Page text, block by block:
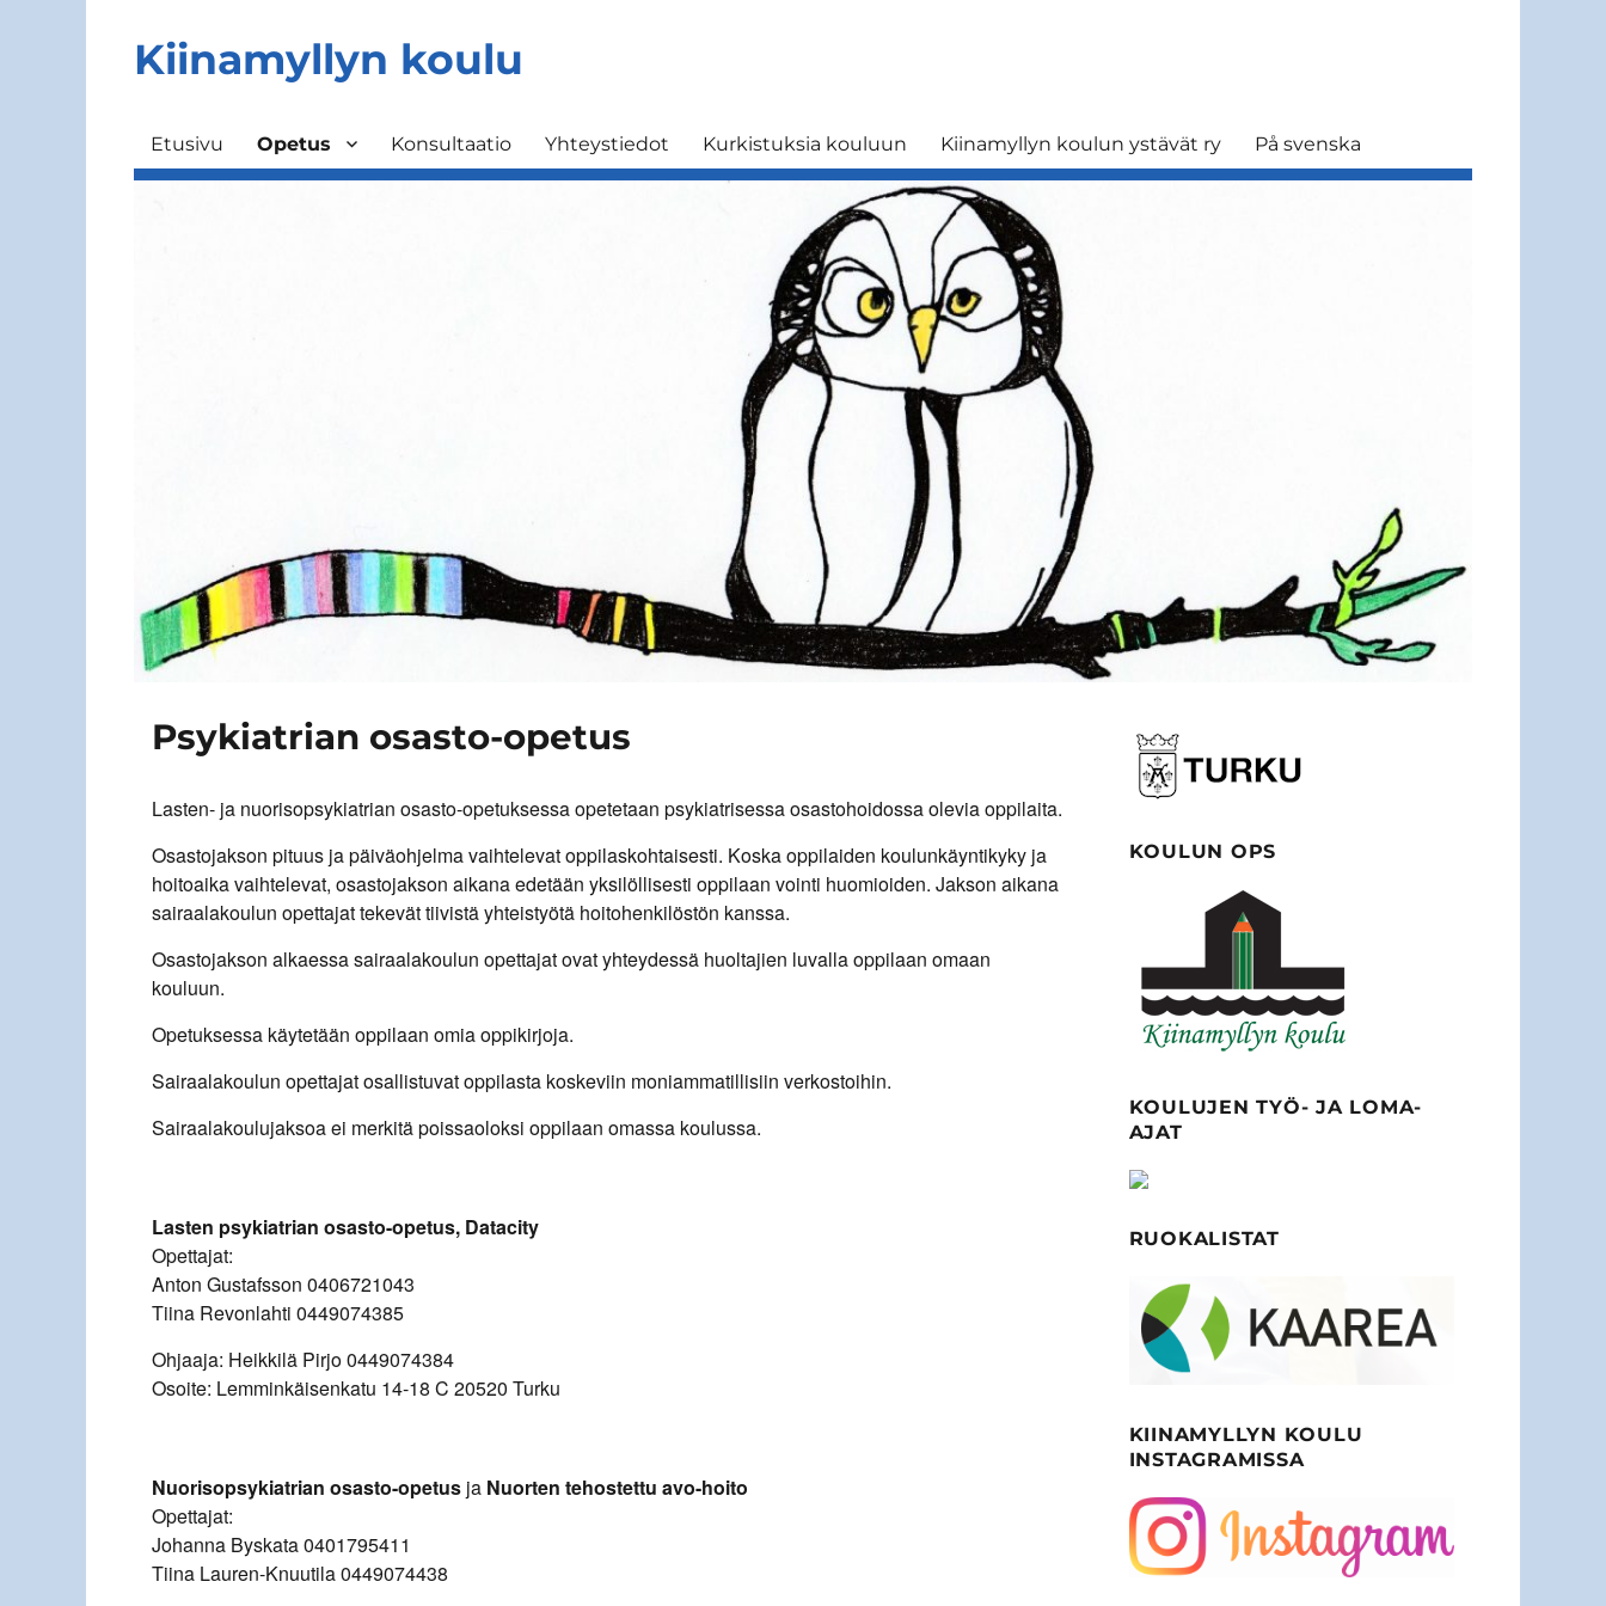
Kiinamyllyn koulu
Etusivu Opetus Konsultaatio Yhteystiedot Kurkistuksia kouluun Kiinamyllyn koulun ystävät ry På svenska
Psykiatrian osasto-opetus
Lasten- ja nuorisopsykiatrian osasto-opetuksessa opetetaan psykiatrisessa osastohoidossa olevia oppilaita.
Osastojakson pituus ja päiväohjelma vaihtelevat oppilaskohtaisesti. Koska oppilaiden koulunkäyntikyky ja
hoitoaika vaihtelevat, osastojakson aikana edetään yksilöllisesti oppilaan vointi huomioiden. Jakson aikana
sairaalakoulun opettajat tekevät tiivistä yhteistyötä hoitohenkilöstön kanssa.
Osastojakson alkaessa sairaalakoulun opettajat ovat yhteydessä huoltajien luvalla oppilaan omaan
kouluun.
Opetuksessa käytetään oppilaan omia oppikirjoja.
Sairaalakoulun opettajat osallistuvat oppilasta koskeviin moniammatillisiin verkostoihin.
Sairaalakoulujaksoa ei merkitä poissaoloksi oppilaan omassa koulussa.
Lasten psykiatrian osasto-opetus, Datacity
Opettajat:
Anton Gustafsson 0406721043
Tiina Revonlahti 0449074385
Ohjaaja: Heikkilä Pirjo 0449074384
Osoite: Lemminkäisenkatu 14-18 C 20520 Turku
Nuorisopsykiatrian osasto-opetusja Nuorten tehostettu avo-hoito
Opettajat:
Johanna Byskata 0401795411
Tiina Lauren-Knuutila 0449074438
KOULUN OPS
KOULUJEN TYÖ- JA LOMA-
AJAT
RUOKALISTAT
KIINAMYLLYN KOULU
INSTAGRAMISSA